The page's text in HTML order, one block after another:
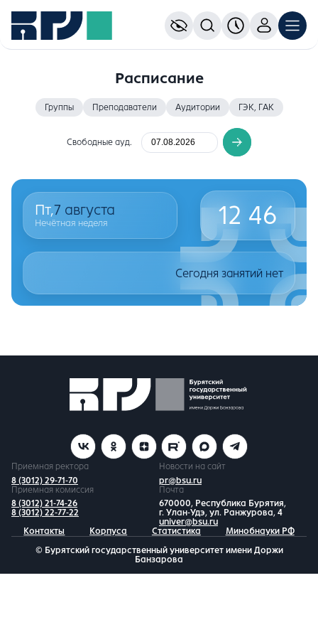
Расписание
Группы Преподаватели Аудитории ГЭК, ГАК
Свободные ауд.
Пт,7 августа
Нечётная неделя 12 46
Сегодня занятий нет
Приемная ректора
8 (3012) 29-71-70
Новости на сайт
pr@bsu.ru
Приемная комиссия
8 (3012) 21-74-26
8 (3012) 22-77-22
Почта
670000, Республика Бурятия,
г. Улан-Удэ, ул. Ранжурова, 4
univer@bsu.ru
Контакты
Корпуса Статистика Минобнауки РФ
© Бурятский государственный университет имени Доржи
Банзарова